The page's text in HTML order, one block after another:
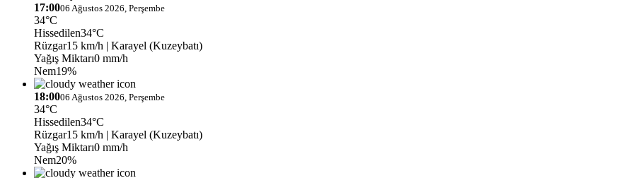
17:0006 Ağustos 2026, Perşembe
34°C
Hissedilen34°C
Rüzgar15 km/h | Karayel (Kuzeybatı)
Yağış Miktarı0 mm/h
Nem19%
18:0006 Ağustos 2026, Perşembe
34°C
Hissedilen34°C
Rüzgar15 km/h | Karayel (Kuzeybatı)
Yağış Miktarı0 mm/h
Nem20%